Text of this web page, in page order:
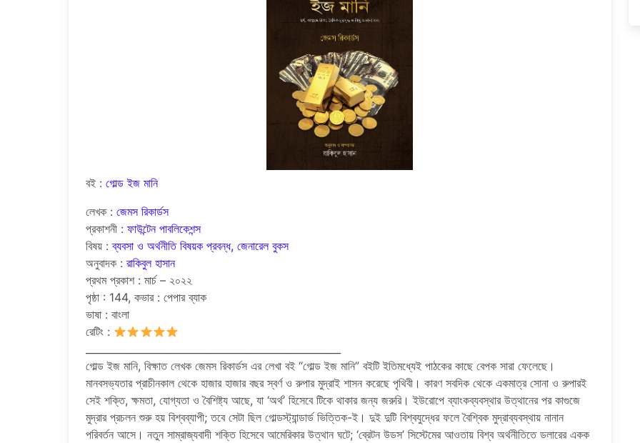
বই : গোল্ড ইজ মানি
লেখক : জেমস রিকার্ডস
প্রকাশনী : ফাউন্টেন পাবলিকেশন্স
বিষয় :ব্যবসা ও অর্থনীতি বিষয়ক প্রবন্ধ, জেনারেল বুকস
অনুবাদক : রাকিবুল হাসান
প্রথম প্রকাশ : মার্চ – ২০২২
পৃষ্ঠা : 144, কভার : পেপার ব্যাক
ভাষা : বাংলা
রেটিং :
গোল্ড ইজ মানি, বিক্ষাত লেখক জেমস রিকার্ডস এর লেখা বই “গোল্ড ইজ মানি” বইটি ইতিমধ্যেই পাঠকের কাছে বেপক সারা ফেলেছে।
মানবসভ্যতার প্রাচীনকাল থেকে হাজার হাজার বছর স্বর্ণ ও রুপার মুদ্রাই শাসন করেছে পৃথিবী। কারণ সবদিক থেকে একমাত্র সোনা ও রুপারই
সেই শক্তি, ক্ষমতা, যোগ্যতা ও বৈশিষ্ট্য আছে, যা ‘অর্থ’ হিসেবে টিকে থাকার জন্য জরুরি। ইউরোপে ব্যাংকব্যবস্থার উত্থানের পর কাগুজে
মুদ্রার প্রচলন শুরু হয় বিশ্বব্যাপী; তবে সেটা ছিল গোল্ডস্ট্যান্ডার্ড ভিত্তিক-ই। দুই দুটি বিশ্বযুদ্ধের ফলে বৈশ্বিক মুদ্রাব্যবস্থায় নানান
পরিবর্তন আসে। নতুন সাম্রাজ্যবাদী শক্তি হিসেবে আমেরিকার উত্থান ঘটে; ‘ব্রেটন উডস’ সিস্টেমের আওতায় বিশ্ব অর্থনীতিতে ডলারের একক